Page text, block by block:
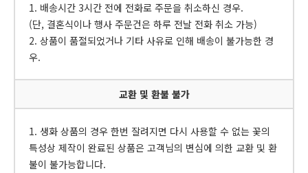
1. 배송시간 3시간 전에 전화로 주문을 취소하신 경우.
(단, 결혼식이나 행사 주문건은 하루 전날 전화 취소 가능)
2. 상품이 품절되었거나 기타 사유로 인해 배송이 불가능한 경
우.
교환 및 환불 불가
1. 생화 상품의 경우 한번 잘려지면 다시 사용할 수 없는 꽃의
특성상 제작이 완료된 상품은 고객님의 변심에 의한 교환 및 환
불이 불가능합니다.